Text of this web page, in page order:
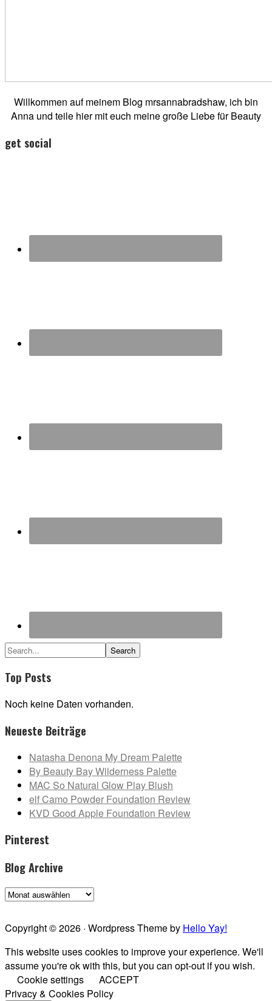
Willkommen auf meinem Blog mrsannabradshaw, ich bin
Anna und teile hier mit euch meine große Liebe für Beauty
get social
Search...
Top Posts
Noch keine Daten vorhanden.
Neueste Beiträge
Natasha Denona My Dream Palette
By Beauty Bay Wilderness Palette
MAC So Natural Glow Play Blush
elf Camo Powder Foundation Review
KVD Good Apple Foundation Review
Pinterest
Blog Archive
Blog
Copyright © 2026 · Wordpress Theme by Hello Yay!
This website uses cookies to improve your experience. We'll
assume you're ok with this, but you can opt-out if you wish.
Cookie settings
ACCEPT
Privacy & Cookies Policy